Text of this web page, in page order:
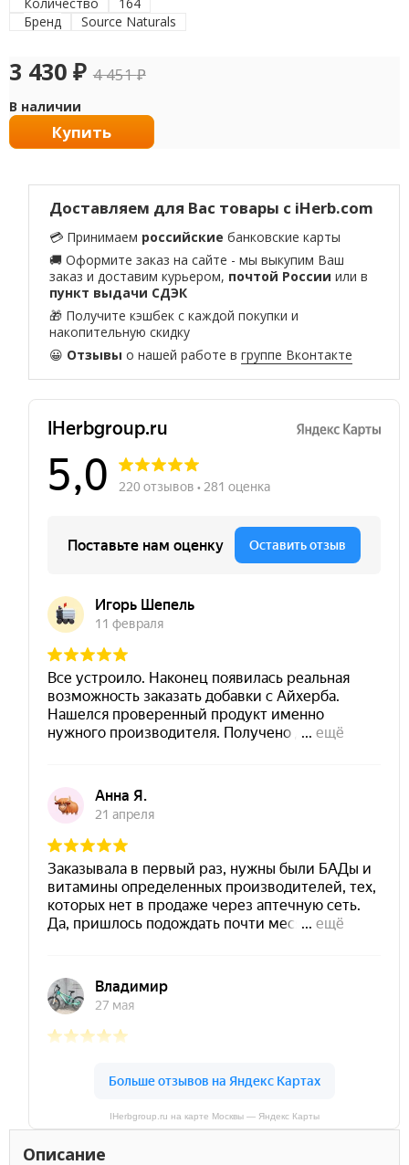
Количество
164
Бренд
Source Naturals
3 430 ₽ 4 451₽
В наличии
Купить
Доставляем для Вас товары с iHerb.com
💳 Принимаем российские банковские карты
🚚 Оформите заказ на сайте - мы выкупим Ваш
заказ и доставим курьером, почтой России или в
пункт выдачи СДЭК
🎁 Получите кэшбек с каждой покупки и
накопительную скидку
😀 Отзывы о нашей работе вгруппе Вконтакте
IHerbgroup.ru на карте Москвы — Яндекс Карты
Описание